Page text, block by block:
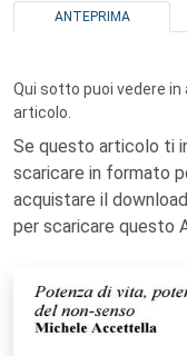
ANTEPRIMA
Qui sotto puoi vedere
articolo.
Se questo articolo ti
scaricare in formato
acquistare il
per scaricare questo